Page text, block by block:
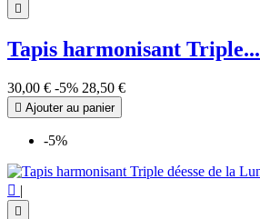

Tapis harmonisant Triple...
30,00 € -5% 28,50 €
 Ajouter au panier
-5%
 |
